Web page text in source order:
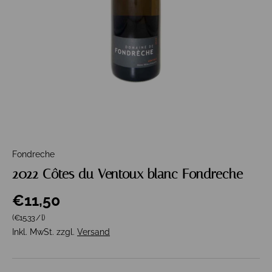
Fondreche
2022 Côtes du Ventoux blanc Fondreche
€11,50
Grundpreis
(€15,33/l)
Inkl. MwSt. zzgl. Versand